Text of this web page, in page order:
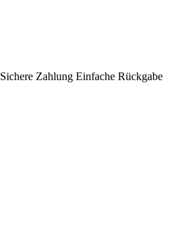
Sichere Zahlung Einfache Rückgabe